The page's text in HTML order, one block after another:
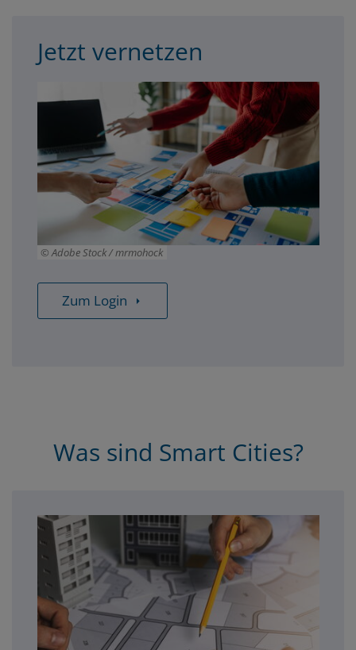
Jetzt vernetzen
Adobe Stock / mrmohock
Zum Login
Was sind Smart Cities?